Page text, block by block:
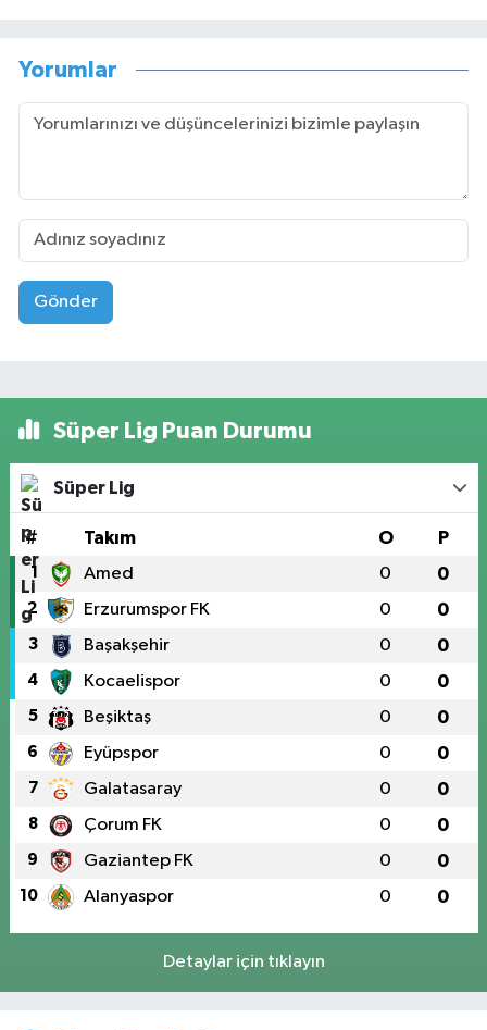
Yorumlar
Gönder
Süper Lig Puan Durumu
Süper Lig
# Takım O P
1 Amed 0 0
2 Erzurumspor FK 0 0
3 Başakşehir 0 0
4 Kocaelispor 0 0
5 Beşiktaş 0 0
6 Eyüpspor 0 0
7 Galatasaray 0 0
8 Çorum FK 0 0
9 Gaziantep FK 0 0
10 Alanyaspor 0 0
Detaylar için tıklayın